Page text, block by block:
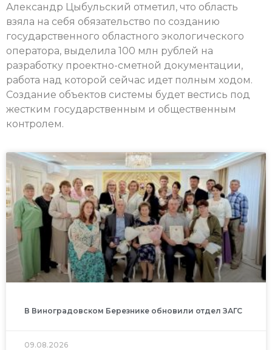
Александр Цыбульский отметил, что область
взяла на себя обязательство по созданию
государственного областного экологического
оператора, выделила 100 млн рублей на
разработку проектно-сметной документации,
работа над которой сейчас идет полным ходом.
Создание объектов системы будет вестись под
жестким государственным и общественным
контролем.
В Виноградовском Березнике обновили отдел ЗАГС
09.08.2026